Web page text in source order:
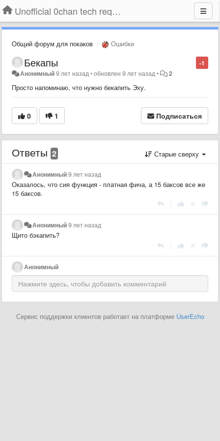
Unofficial 0chan tech requests
Общий форум для покаков Ошибки
-1
Бекапы
Анонимный9 лет назад •обновлен9 лет назад • 2
Просто напоминаю, что нужно бекапить Эху.
0 1 Подписаться
Ответы 2 Старые сверху
Анонимный9 лет назад
Оказалось, что сия функция - платная фича, а 15 баксов все же
15 баксов.
Анонимный9 лет назад
Щито бэкапить?
Анонимный
Сервис поддержки клиентов работает на платформе UserEcho